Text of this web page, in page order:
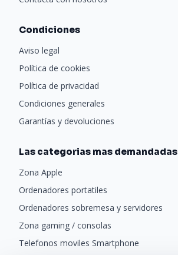
Condiciones
Aviso legal
Política de cookies
Política de privacidad
Condiciones generales
Garantías y devoluciones
Las categorias mas demandadas
Zona Apple
Ordenadores portatiles
Ordenadores sobremesa y servidores
Zona gaming / consolas
Telefonos moviles Smartphone